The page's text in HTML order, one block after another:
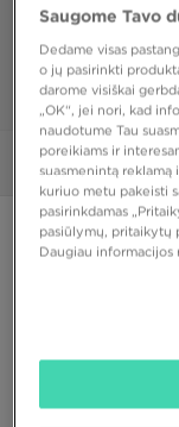
PUIKUS
Saugome Tavo
Dedame visas
o jų pasirinkti
darome visiškai
„OK“, jei nori, kad
naudotume Tau
poreikiams ir
suasmenintą
kuriuo metu pakeisti
pasirinkdamas
pasiūlymų, pritaikytų
Daugiau informacijos